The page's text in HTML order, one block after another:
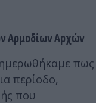
Αρμοδίων Αρχών
πως
περίοδο,
που